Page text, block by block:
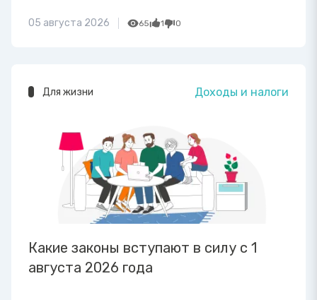
05 августа 2026 65 1 0
Для жизни Доходы и налоги
Какие законы вступают в силу с 1
августа 2026 года